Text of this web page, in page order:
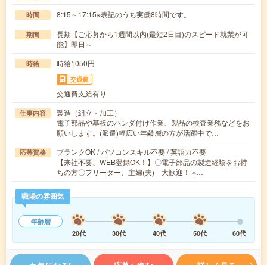
時間 8:15～17:15※表記のうち実働8時間です。
期間
長期【ご応募から1週間以内(最短2日目)のスピード就業が可
能】即日～
時給 時給1050円
交通費
交通費支給有り
仕事内容
製造（組立・加工）
電子部品や基板のハンダ付け作業、製品の検査業務などをお
願いします。(派遣)幅広い年齢層の方が活躍中で…
応募資格
ブランクOK / パソコンスキル不要 / 英語力不要
【来社不要、WEB登録OK！】〇電子部品の製造経験をお持
ちの方〇フリーター、主婦(夫) 大歓迎！ ※…
職場の雰囲気
年齢層
20代
30代 40代 50代 60代